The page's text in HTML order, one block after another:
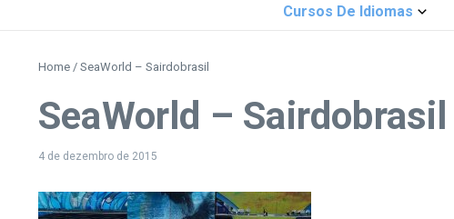
Cursos De Idiomas
Home / SeaWorld – Sairdobrasil
SeaWorld – Sairdobrasil
4 de dezembro de 2015